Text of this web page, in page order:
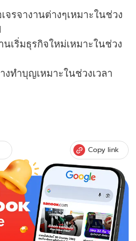
รจางานต่างๆเหมาะในช่วง
เริ่มธุรกิจใหม่เหมาะในช่วง
ทำบุญเหมาะในช่วงเวลา
Copy link